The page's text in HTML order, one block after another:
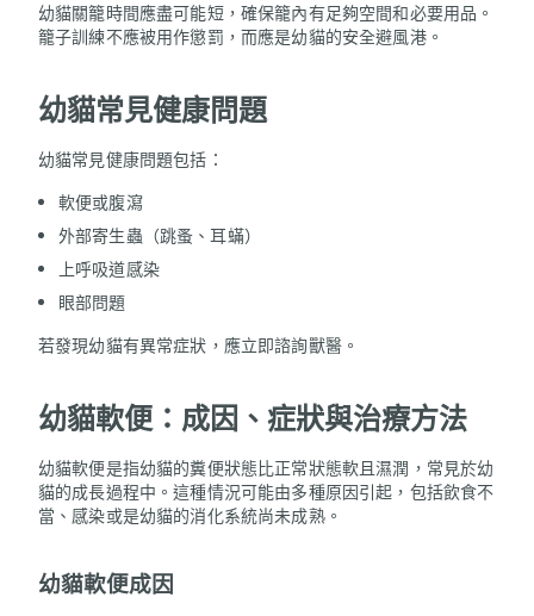
幼貓關籠時間應盡可能短，確保籠內有足夠空間和必要用品。
籠子訓練不應被用作懲罰，而應是幼貓的安全避風港。
幼貓常見健康問題
幼貓常見健康問題包括：
軟便或腹瀉
外部寄生蟲（跳蚤、耳蟎）
上呼吸道感染
眼部問題
若發現幼貓有異常症狀，應立即諮詢獸醫。
幼貓軟便：成因、症狀與治療方法
幼貓軟便是指幼貓的糞便狀態比正常狀態軟且濕潤，常見於幼
貓的成長過程中。這種情況可能由多種原因引起，包括飲食不
當、感染或是幼貓的消化系統尚未成熟。
幼貓軟便成因